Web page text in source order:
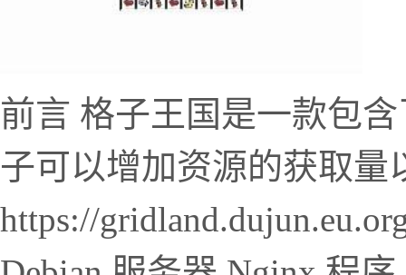
前言 格子王国是一款包
子可以增加资源的获取
https://